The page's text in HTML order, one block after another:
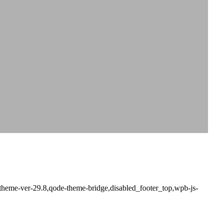
ver-29.8,qode-theme-bridge,disabled_footer_top,wpb-js-